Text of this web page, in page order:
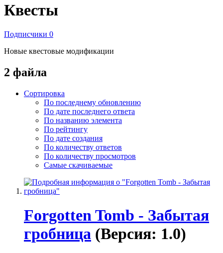
Квесты
Подписчики 0
Новые квестовые модификации
2 файла
Сортировка
По последнему обновлению
По дате последнего ответа
По названию элемента
По рейтингу
По дате создания
По количеству ответов
По количеству просмотров
Самые скачиваемые
Forgotten Tomb - Забытая
гробница (Версия: 1.0)